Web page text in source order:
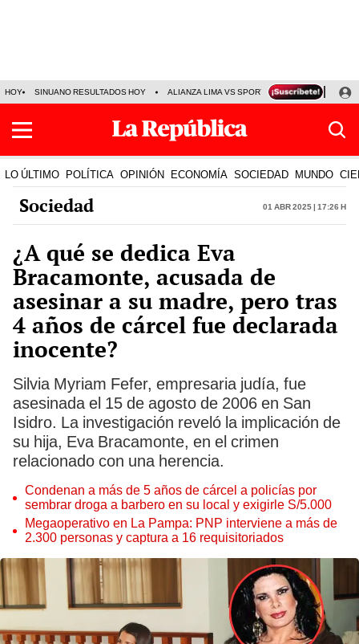
HOY SINUANO RESULTADOS HOY ALIANZA LIMA VS SPORT BOYS JORGE
LO ÚLTIMO POLÍTICA OPINIÓN ECONOMÍA SOCIEDAD MUNDO
Sociedad 01 Abr 2025 | 17:26 h
¿A qué se dedica Eva
Bracamonte, acusada de
asesinar a su madre, pero tras
4 años de cárcel fue declarada
inocente?
Silvia Myriam Fefer, empresaria judía, fue
asesinada el 15 de agosto de 2006 en San
Isidro. La investigación reveló la implicación de
su hija, Eva Bracamonte, en el crimen
relacionado con una herencia.
Condenan a más de 5 años de cárcel a policías por
sembrar droga a barbero en su local y exigirle S/5.000
Megaoperativo en La Pampa: PNP interviene a más de
2.300 personas y captura a 16 requisitoriados